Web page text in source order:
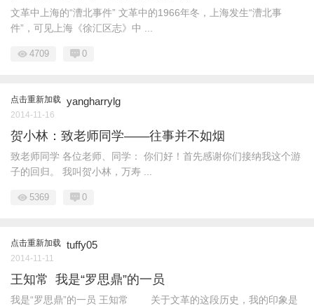
文革中上海的“漕北事件” 文革中的1966年冬，上海发生“漕北事
件”，可见上海《徐汇区志》中 ...
4709 0
点击重新加载 yangharrylg
2014-11-16
贺小林：致老师同学——往事并不如烟
致老师同学 各位老师、同学： 你们好！首先感谢你们接纳我这个游
子的回归。 我叫贺小林，万寿 ...
5369 0
点击重新加载 tuffy05
2014-11-11
王知常 我是“罗思鼎”的一员
我是“罗思鼎”的一员 王知常 关于文革的这段历史，我的印象是